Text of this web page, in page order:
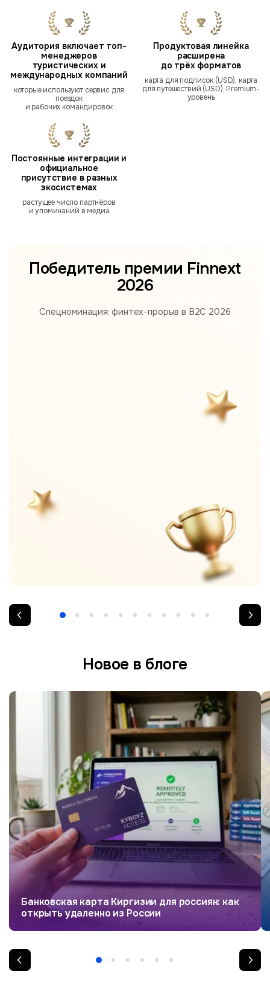
Аудитория включает топ-
менеджеров
туристических и
международных компаний
которые используют сервис для
поездок
и рабочих командировок
Продуктовая линейка
расширена
до трёх форматов
карта для подписок (USD), карта
для путешествий (USD), Premium-
уровень
Постоянные интеграции и
официальное
присутствие в разных
экосистемах
растущее число партнёров
и упоминаний в медиа
Победитель премии Finnext
2026
Спецноминация: финтех-прорыв в B2С 2026
Новое в блоге
Банковская карта Киргизии для россиян: как
открыть удаленно из России